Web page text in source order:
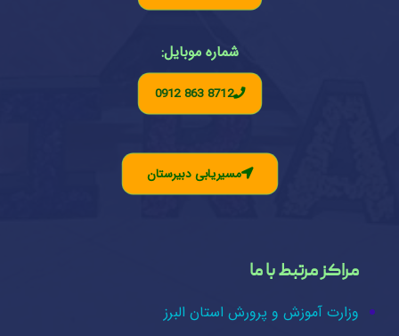
شماره موبایل:
0912 863 8712
مسیریابی دبیرستان
مراکز مرتبط با ما
وزارت آموزش و پرورش استان البرز